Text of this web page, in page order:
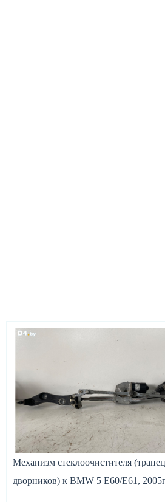
Механизм стеклоочистителя
дворников) к BMW 5 E60/E61,